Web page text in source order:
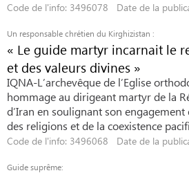
Code de l'info: 3496078 Date de la
Un responsable chrétien du Kirghizistan :
« Le guide martyr incarnait le
et des valeurs divines »
IQNA-L’archevêque de l’Eglise
hommage au dirigeant martyr de la
d’Iran en soulignant son
des religions et de la coexistence
Code de l'info: 3496068 Date de la
Guide suprême: